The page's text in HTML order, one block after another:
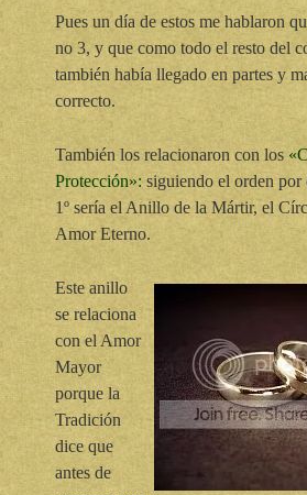
Pues un día de estos me hablaron
no 3, y que como todo el resto del
también había llegado en partes y
correcto.
También los relacionaron con los
Protección»: siguiendo el orden por
1º sería el Anillo de la Mártir, el
Amor Eterno.
Este anillo
se relaciona
con el Amor
Mayor
porque la
Tradición
dice que
antes de